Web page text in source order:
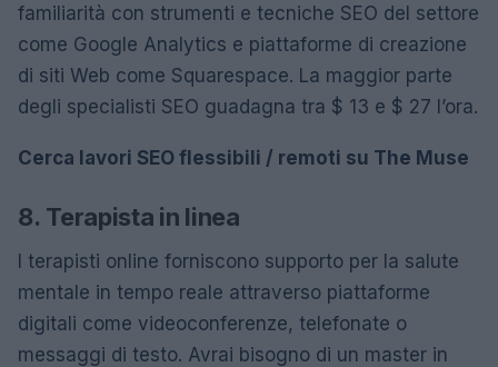
familiarità con strumenti e tecniche SEO del settore
come Google Analytics e piattaforme di creazione
di siti Web come Squarespace. La maggior parte
degli specialisti SEO guadagna tra $ 13 e $ 27 l’ora.
Cerca lavori SEO flessibili / remoti su The Muse
8. Terapista in linea
I terapisti online forniscono supporto per la salute
mentale in tempo reale attraverso piattaforme
digitali come videoconferenze, telefonate o
messaggi di testo. Avrai bisogno di un master in